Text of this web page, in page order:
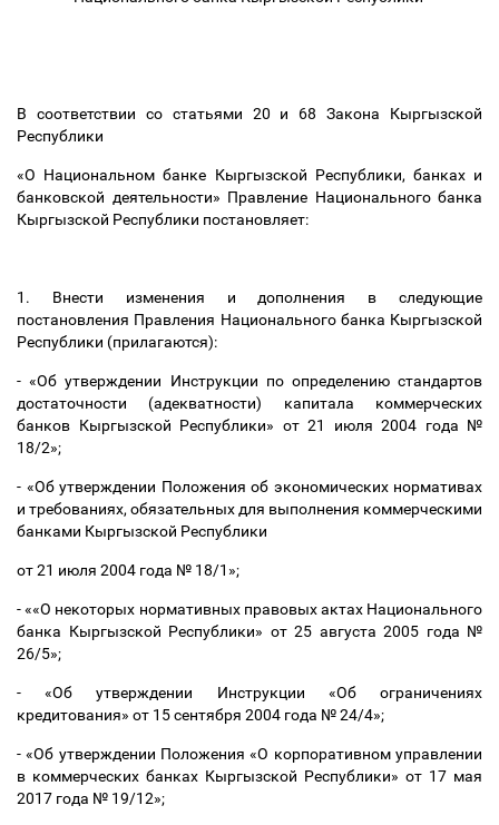
В соответствии со статьями 20 и 68 Закона Кыргызской
Республики
«О Национальном банке Кыргызской Республики, банках и
банковской деятельности» Правление Национального банка
Кыргызской Республики постановляет:
1. Внести изменения и дополнения в следующие
постановления Правления Национального банка Кыргызской
Республики (прилагаются):
- «Об утверждении Инструкции по определению стандартов
достаточности (адекватности) капитала коммерческих
банков Кыргызской Республики» от 21 июля 2004 года №
18/2»;
- «Об утверждении Положения об экономических нормативах
и требованиях, обязательных для выполнения коммерческими
банками Кыргызской Республики
от 21 июля 2004 года № 18/1»;
- ««О некоторых нормативных правовых актах Национального
банка Кыргызской Республики» от 25 августа 2005 года №
26/5»;
- «Об утверждении Инструкции «Об ограничениях
кредитования» от 15 сентября 2004 года № 24/4»;
- «Об утверждении Положения «О корпоративном управлении
в коммерческих банках Кыргызской Республики» от 17 мая
2017 года № 19/12»;